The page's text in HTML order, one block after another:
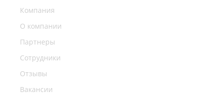
Компания
О компании
Партнеры
Сотрудники
Отзывы
Вакансии